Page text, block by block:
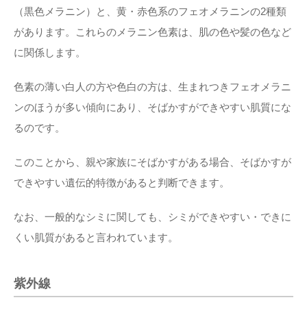
（黒色メラニン）と、黄・赤色系のフェオメラニンの2種類
があります。これらのメラニン色素は、肌の色や髪の色など
に関係します。
色素の薄い白人の方や色白の方は、生まれつきフェオメラニ
ンのほうが多い傾向にあり、そばかすができやすい肌質にな
るのです。
このことから、親や家族にそばかすがある場合、そばかすが
できやすい遺伝的特徴があると判断できます。
なお、一般的なシミに関しても、シミができやすい・できに
くい肌質があると言われています。
紫外線